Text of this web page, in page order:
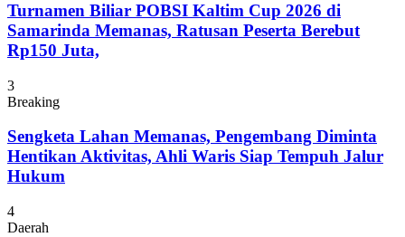
Turnamen Biliar POBSI Kaltim Cup 2026 di
Samarinda Memanas, Ratusan Peserta Berebut
Rp150 Juta,
3
Breaking
Sengketa Lahan Memanas, Pengembang Diminta
Hentikan Aktivitas, Ahli Waris Siap Tempuh Jalur
Hukum
4
Daerah